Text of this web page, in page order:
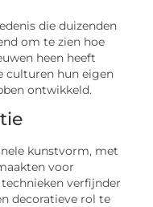
die duizenden
om te zien hoe
heen heeft
culturen hun eigen
ontwikkeld.
kunstvorm, met
voor
verfijnder
decoratieve rol te